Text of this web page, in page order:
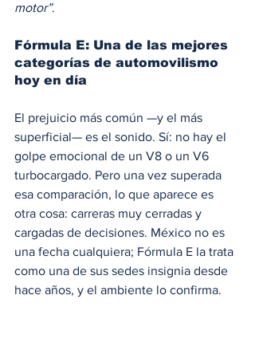
motor”.
Fórmula E: Una de las mejores
categorías de automovilismo
hoy en día
El prejuicio más común —y el más
superficial— es el sonido. Sí: no hay el
golpe emocional de un V8 o un V6
turbocargado. Pero una vez superada
esa comparación, lo que aparece es
otra cosa: carreras muy cerradas y
cargadas de decisiones. México no es
una fecha cualquiera; Fórmula E la trata
como una de sus sedes insignia desde
hace años, y el ambiente lo confirma.